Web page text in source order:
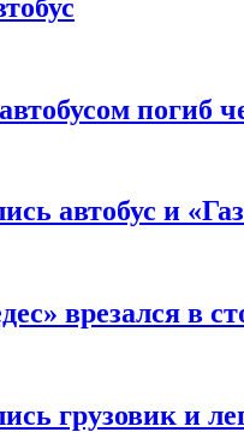
погиб
автобус и
врезался в
грузовик и